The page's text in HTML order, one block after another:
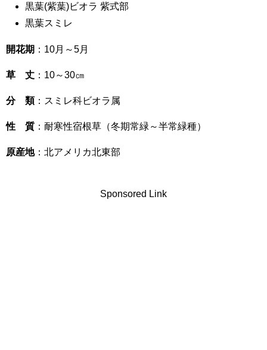
黒葉(紫葉)ビオラ 紫式部
黒葉スミレ
開花期 ：10月～5月
草 丈 ：10～30㎝
分 類：スミレ科ビオラ属
性 質 ：耐寒性宿根草 （冬期常緑～半常緑種）
原産地：北アメリカ北東部
Sponsored Link